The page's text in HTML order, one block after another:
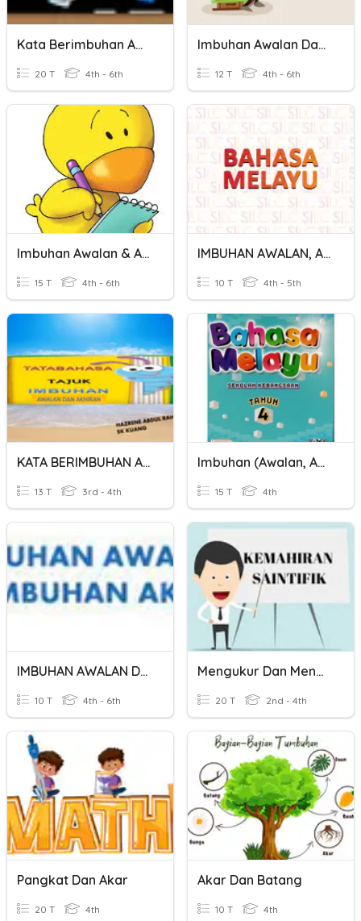
Kata Berimbuhan Awalan Dan Akhiran
20 T 4th - 6th
Imbuhan Awalan Dan Akhiran
12 T 4th - 6th
Imbuhan Awalan & Akhiran
15 T 4th - 6th
IMBUHAN AWALAN, AKHIRAN DAN APITAN
10 T 4th - 5th
KATA BERIMBUHAN AWALAN DAN AKHIRAN - Cikgu Hazrene
13 T 3rd - 4th
Imbuhan (awalan, Apitan & Akhiran)
15 T 4th
IMBUHAN AWALAN DAN AKHIRAN 5AS
10 T 4th - 6th
Mengukur Dan Menggunakan Nombor
20 T 2nd - 4th
Pangkat Dan Akar
20 T 4th
Akar Dan Batang
10 T 4th